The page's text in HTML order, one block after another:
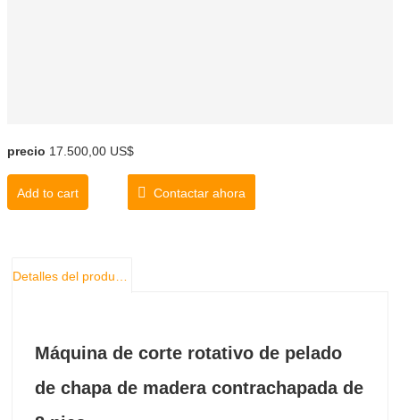
precio 17.500,00 US$
Add to cart Contactar ahora
Detalles del producto
Máquina de corte rotativo de pelado
de chapa de madera contrachapada de